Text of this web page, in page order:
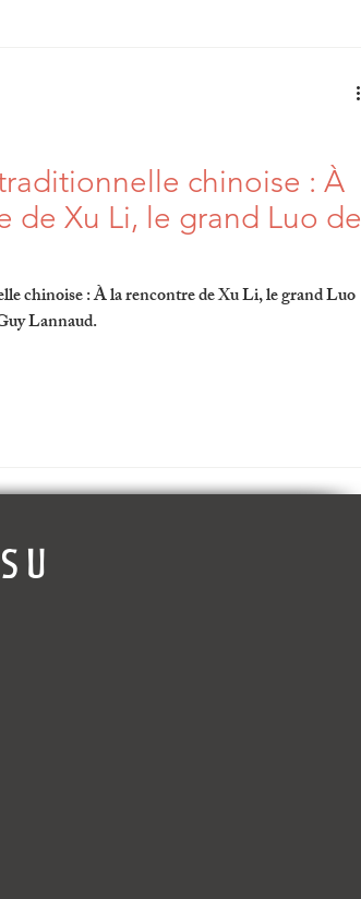
chinoise : À
de Xu Li, le grand Luo de
chinoise : À la rencontre de Xu Li, le grand Luo
Lannaud.